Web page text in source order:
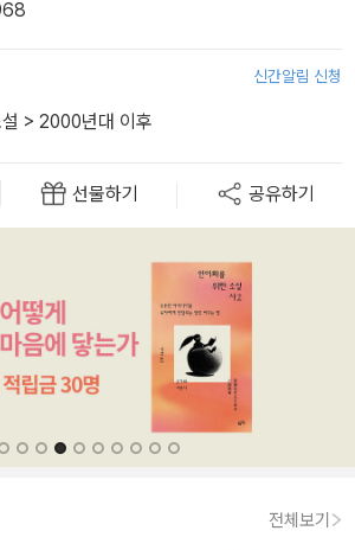
신간알림 신청
> 2000년대 이후
선물하기 공유하기
전체보기